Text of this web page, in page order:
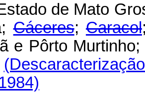
de Mato
Cáceres;Caracol
e Pôrto